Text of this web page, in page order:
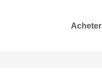
Acheter